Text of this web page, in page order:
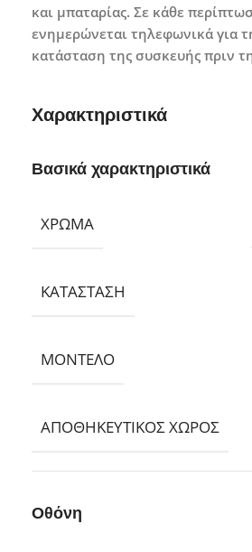
και μπαταρίας. Σε κάθε
ενημερώνεται τηλεφωνικά για
κατάσταση της συσκευής πριν
Χαρακτηριστικά
Βασικά χαρακτηριστικά
ΧΡΏΜΑ
ΚΑΤΆΣΤΑΣΗ
ΜΟΝΤΈΛΟ
ΑΠΟΘΗΚΕΥΤΙΚΌΣ ΧΏΡΟΣ
Οθόνη